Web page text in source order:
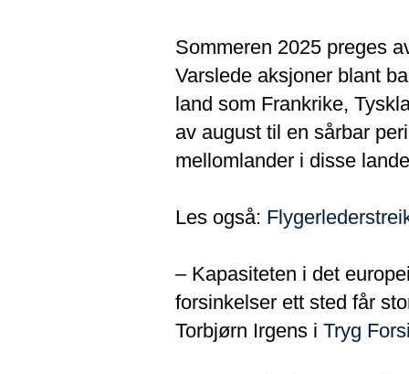
Sommeren 2025 preges
Varslede aksjoner blant
land som Frankrike,
av august til en sårbar
mellomlander i disse
Les også:
– Kapasiteten i det
forsinkelser ett sted får
Torbjørn Irgens i Tryg